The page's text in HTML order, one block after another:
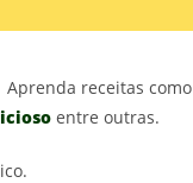
Aprenda receitas como
entre outras.